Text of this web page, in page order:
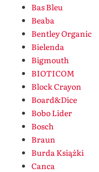
Bas Bleu
Beaba
Bentley Organic
Bielenda
Bigmouth
BIOTICOM
Block Crayon
Board&Dice
Bobo Lider
Bosch
Braun
Burda Książki
Canca